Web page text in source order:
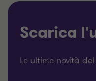
Scarica
Le ultime novità